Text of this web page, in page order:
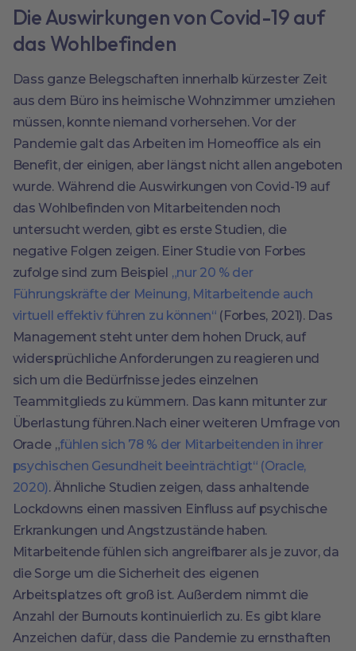
Die Auswirkungen von Covid-19 auf
das Wohlbefinden
Dass ganze Belegschaften innerhalb kürzester Zeit
aus dem Büro ins heimische Wohnzimmer umziehen
müssen, konnte niemand vorhersehen. Vor der
Pandemie galt das Arbeiten im Homeoffice als ein
Benefit, der einigen, aber längst nicht allen angeboten
wurde. Während die Auswirkungen von Covid-19 auf
das Wohlbefinden von Mitarbeitenden noch
untersucht werden, gibt es erste Studien, die
negative Folgen zeigen. Einer Studie von Forbes
zufolge sind zum Beispiel „nur 20 % der
Führungskräfte der Meinung, Mitarbeitende auch
virtuell effektiv führen zu können“ (Forbes, 2021). Das
Management steht unter dem hohen Druck, auf
widersprüchliche Anforderungen zu reagieren und
sich um die Bedürfnisse jedes einzelnen
Teammitglieds zu kümmern. Das kann mitunter zur
Überlastung führen.Nach einer weiteren Umfrage von
Oracle „fühlen sich 78 % der Mitarbeitenden in ihrer
psychischen Gesundheit beeinträchtigt“ (Oracle,
2020). Ähnliche Studien zeigen, dass anhaltende
Lockdowns einen massiven Einfluss auf psychische
Erkrankungen und Angstzustände haben.
Mitarbeitende fühlen sich angreifbarer als je zuvor, da
die Sorge um die Sicherheit des eigenen
Arbeitsplatzes oft groß ist. Außerdem nimmt die
Anzahl der Burnouts kontinuierlich zu. Es gibt klare
Anzeichen dafür, dass die Pandemie zu ernsthaften